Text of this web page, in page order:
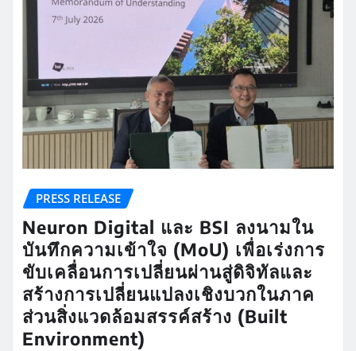
PRESS RELEASE
Neuron Digital และ BSI ลงนามใน
บันทึกความเข้าใจ (MoU) เพื่อเร่งการ
ขับเคลื่อนการเปลี่ยนผ่านสู่ดิจิทัลและ
สร้างการเปลี่ยนแปลงเชิงบวกในภาค
ส่วนสิ่งแวดล้อมสรรค์สร้าง (Built
Environment)